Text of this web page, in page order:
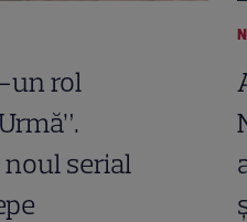
un rol
serial